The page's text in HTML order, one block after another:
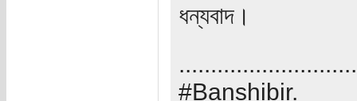
ধন্যবাদ।
#Banshibir.